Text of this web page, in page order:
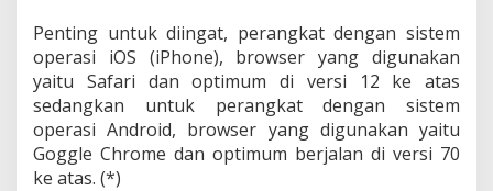
Penting untuk diingat, perangkat dengan sistem
operasi iOS (iPhone), browser yang digunakan
yaitu Safari dan optimum di versi 12 ke atas
sedangkan untuk perangkat dengan sistem
operasi Android, browser yang digunakan yaitu
Goggle Chrome dan optimum berjalan di versi 70
ke atas. (*)